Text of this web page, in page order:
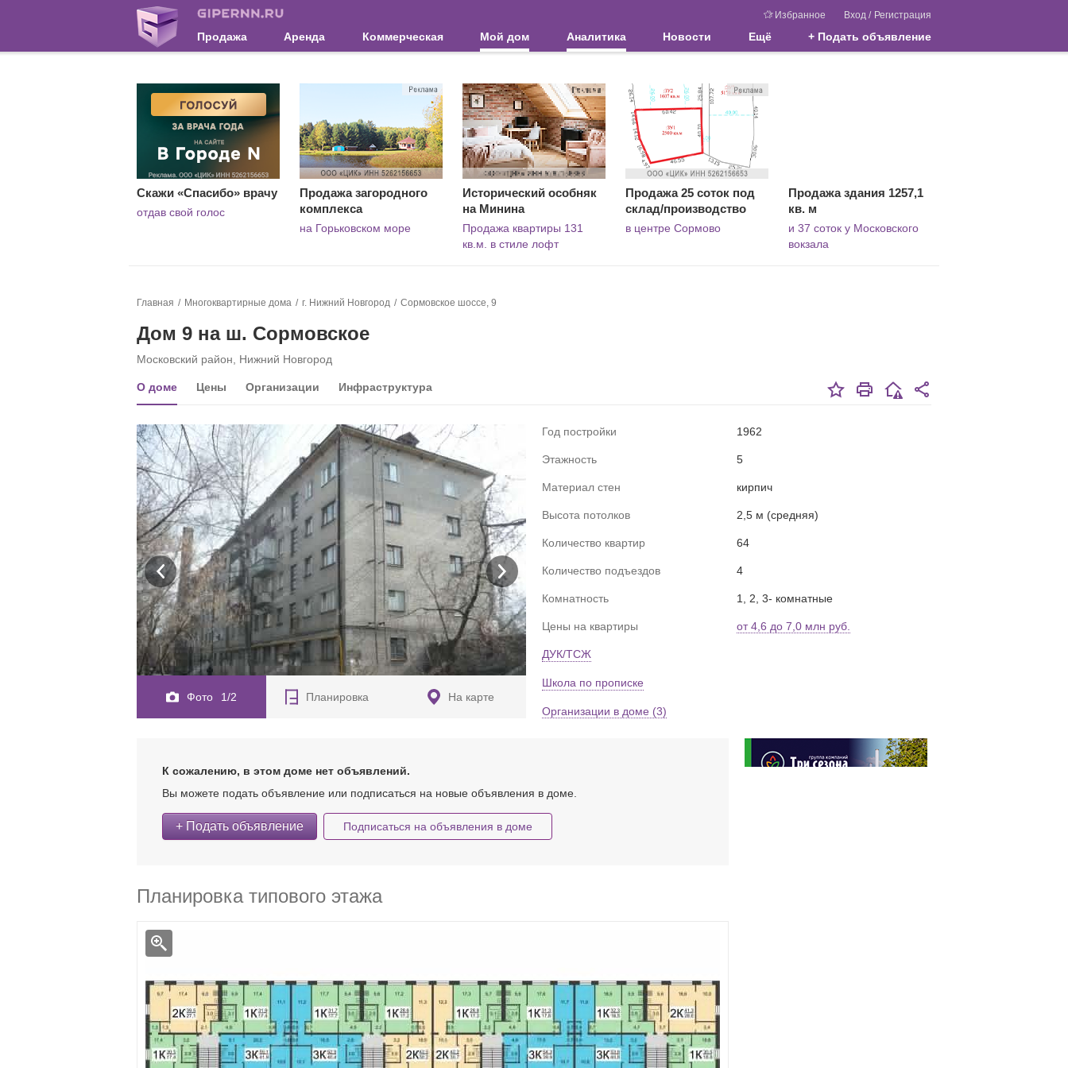
Избранное Вход / Регистрация
Продажа Аренда Коммерческая Мой дом Аналитика Новости Ещё + Подать объявление
Скажи «Спасибо» врачу
отдав свой голос
Продажа загородного
комплекса
на Горьковском море
Исторический особняк
на Минина
Продажа квартиры 131
кв.м. в стиле лофт
Продажа 25 соток под
склад/производство
в центре Сормово
Продажа здания 1257,1
кв. м
и 37 соток у Московского
вокзала
Главная Многоквартирные дома г. Нижний Новгород Сормовское шоссе, 9
Дом 9 на ш. Сормовское
Московский район, Нижний Новгород
О доме Цены Организации Инфраструктура
Фото 1/2 Планировка На карте
Год постройки 1962
Этажность 5
Материал стен кирпич
Высота потолков 2,5 м (средняя)
Количество квартир 64
Количество подъездов 4
Комнатность 1, 2, 3- комнатные
Цены на квартиры от 4,6 до 7,0 млн руб.
ДУК/ТСЖ
Школа по прописке
Организации в доме (3)
К сожалению, в этом доме нет объявлений.
Вы можете подать объявление или подписаться на новые объявления в доме.
+ Подать объявление Подписаться на объявления в доме
Планировка типового этажа